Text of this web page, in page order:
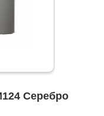
Серебро